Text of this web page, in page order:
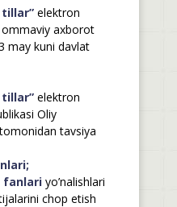
tillar”elektron
axborot
may kuni davlat
tillar”elektron
Oliy
tavsiya
fanlariyo’nalishlari
chop etish